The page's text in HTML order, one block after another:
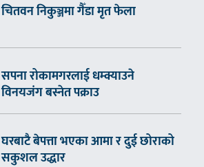
चितवन निकुञ्जमा गैँडा मृत फेला
सपना रोकामगरलाई धम्क्याउने
विनयजंग बस्नेत पक्राउ
घरबाटै बेपत्ता भएका आमा र दुई छोराको
सकुशल उद्धार